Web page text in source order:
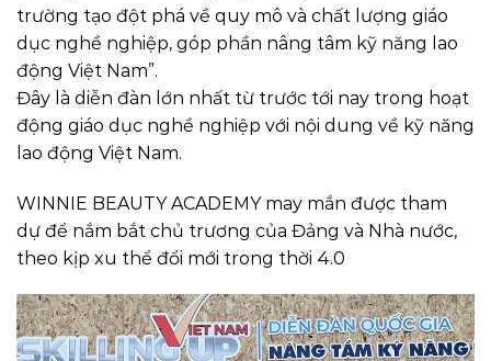
trường tạo đột phá về quy mô và chất lượng giáo
dục nghề nghiệp, góp phần nâng tâm kỹ năng lao
động Việt Nam”.
Đây là diễn đàn lớn nhất từ trước tới nay trong hoạt
động giáo dục nghề nghiệp với nội dung về kỹ năng
lao động Việt Nam.
WINNIE BEAUTY ACADEMY may mắn được tham
dự để nắm bắt chủ trương của Đảng và Nhà nước,
theo kịp xu thể đổi mới trong thời 4.0